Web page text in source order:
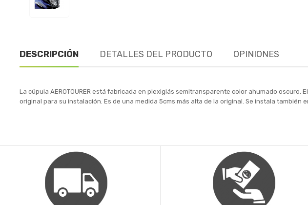
DESCRIPCIÓN DETALLES DEL PRODUCTO OPINIONES
La cúpula AEROTOURER está fabricada en plexiglás semitransparente color ahumado
original para su instalación. Es de una medida 5cms más alta de la original. Se instala también